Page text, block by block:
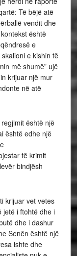
Të bëjë atë
vendit dhe
është
e
e kishin të
më shumë” ujë
krijuar një mur
në atë
është një
është edhe një
të krimit
bindjësh
krijuar vet vetes
jetë i ftohtë dhe i
dhe i dashur
Senën është një
ishte dhe